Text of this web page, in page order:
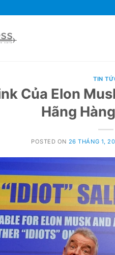
TIN
Của Elon
Hãng
POSTED ON 26 THÁNG 1,